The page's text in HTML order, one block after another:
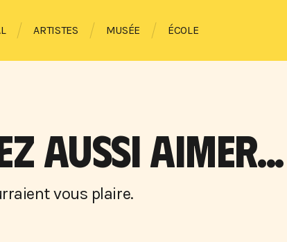
ARTISTES MUSÉE ÉCOLE
AUSSI AIMER...
vous plaire.